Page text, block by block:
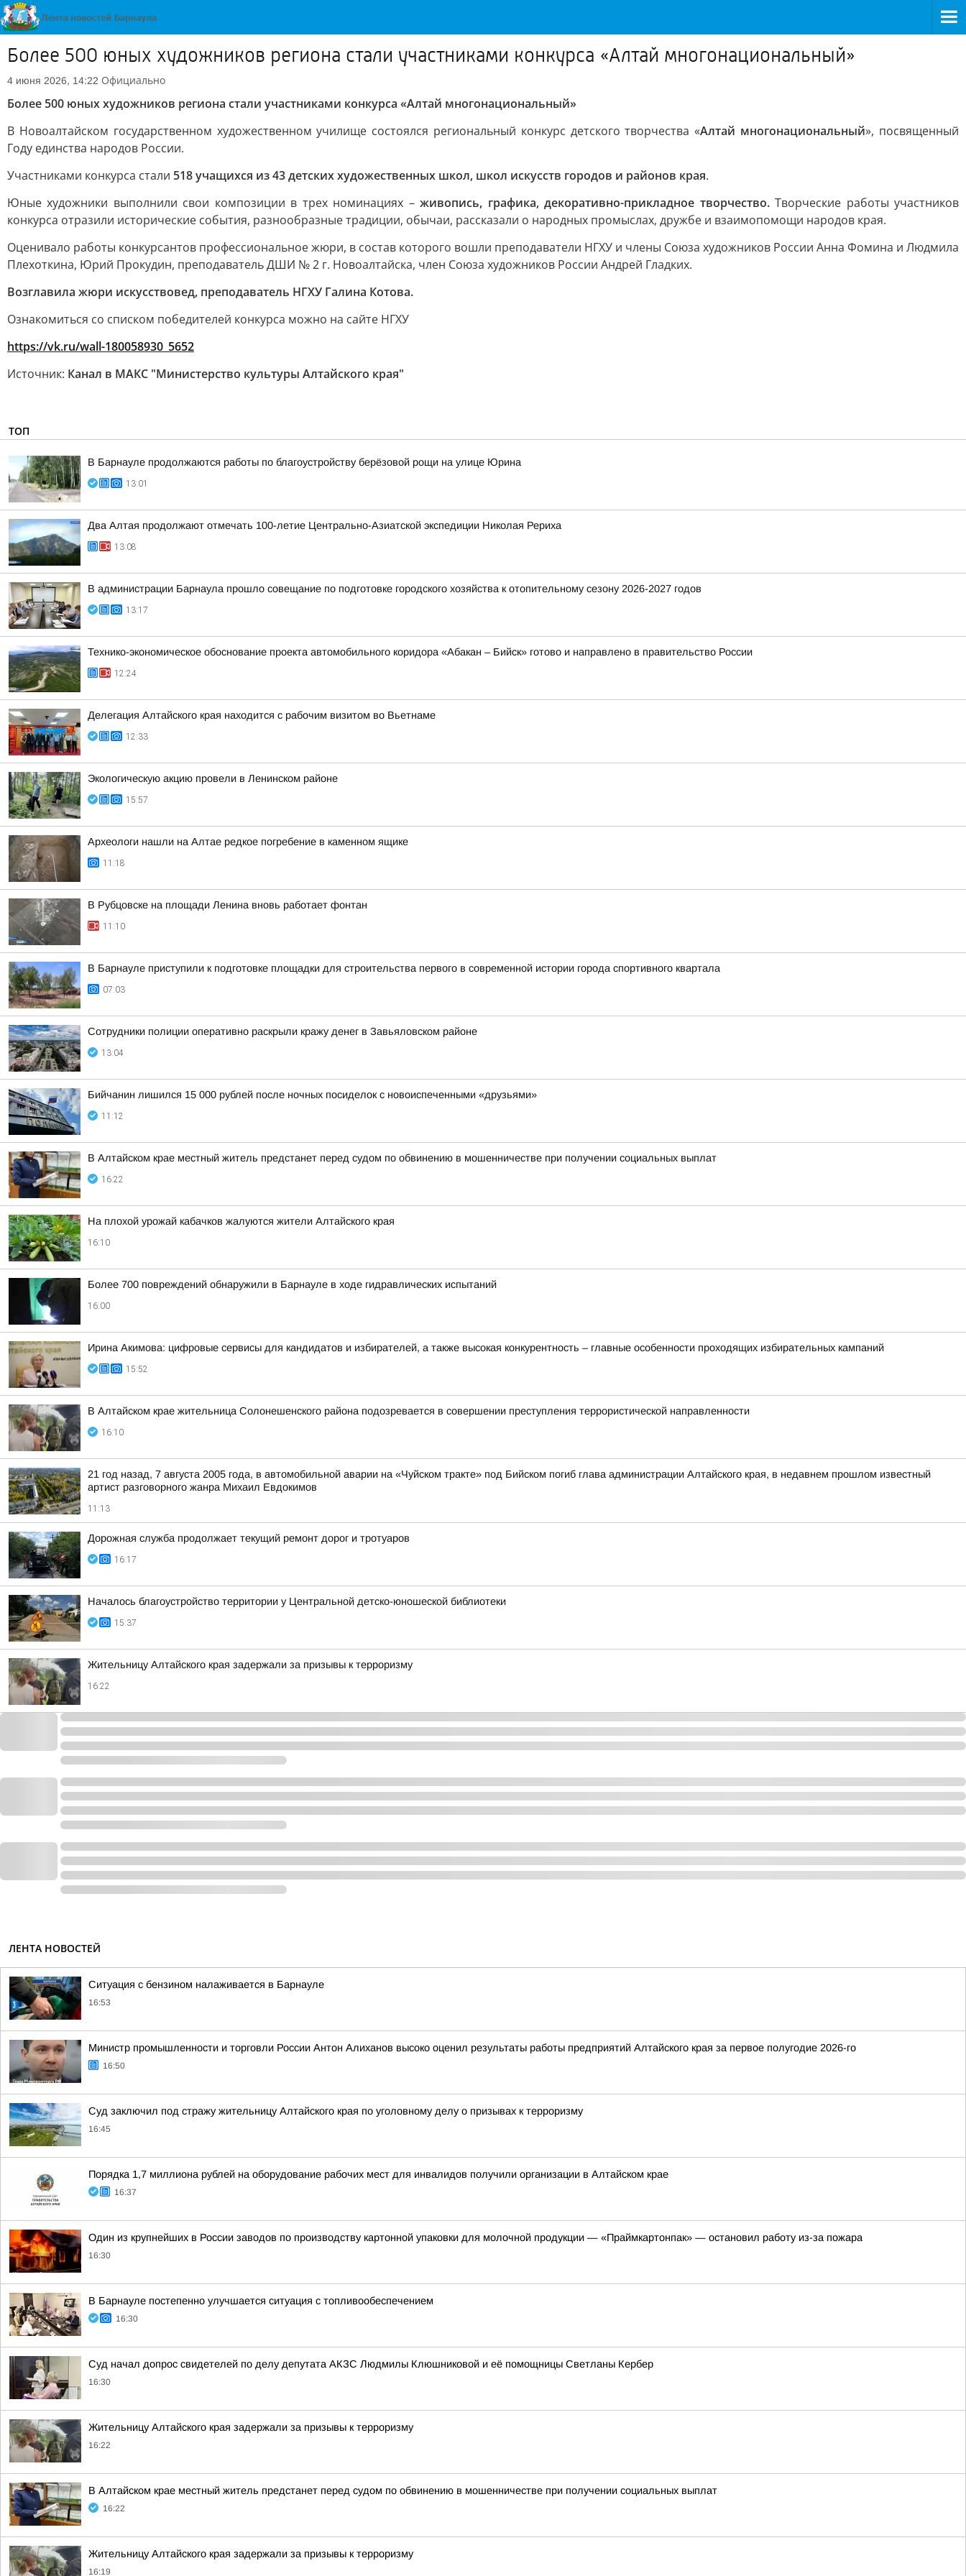
Более 500 юных художников региона стали участниками конкурса «Алтай многонациональный»
4 июня 2026, 14:22 Официально
Более 500 юных художников региона стали участниками конкурса «Алтай многонациональный»
В Новоалтайском государственном художественном училище состоялся региональный конкурс детского творчества «Алтай многонациональный», посвященный
Году единства народов России.
Участниками конкурса стали 518 учащихся из 43 детских художественных школ, школ искусств городов и районов края.
Юные художники выполнили свои композиции в трех номинациях –живопись, графика, декоративно-прикладное творчество.Творческие работы участников
конкурса отразили исторические события, разнообразные традиции, обычаи, рассказали о народных промыслах, дружбе и взаимопомощи народов края.
Оценивало работы конкурсантов профессиональное жюри, в состав которого вошли преподаватели НГХУ и члены Союза художников России Анна Фомина и Людмила
Плехоткина, Юрий Прокудин, преподаватель ДШИ № 2 г. Новоалтайска, член Союза художников России Андрей Гладких.
Возглавила жюри искусствовед, преподаватель НГХУ Галина Котова.
Ознакомиться со списком победителей конкурса можно на сайте НГХУ
https://vk.ru/wall-180058930_5652
Источник: Канал в МАКС "Министерство культуры Алтайского края"
ТОП
В Барнауле продолжаются работы по благоустройству берёзовой рощи на улице Юрина
13:01
Два Алтая продолжают отмечать 100-летие Центрально-Азиатской экспедиции Николая Рериха
13:08
В администрации Барнаула прошло совещание по подготовке городского хозяйства к отопительному сезону 2026-2027 годов
13:17
Технико-экономическое обоснование проекта автомобильного коридора «Абакан – Бийск» готово и направлено в правительство России
12:24
Делегация Алтайского края находится с рабочим визитом во Вьетнаме
12:33
Экологическую акцию провели в Ленинском районе
15:57
Археологи нашли на Алтае редкое погребение в каменном ящике
11:18
В Рубцовске на площади Ленина вновь работает фонтан
11:10
В Барнауле приступили к подготовке площадки для строительства первого в современной истории города спортивного квартала
07:03
Сотрудники полиции оперативно раскрыли кражу денег в Завьяловском районе
13:04
Бийчанин лишился 15 000 рублей после ночных посиделок с новоиспеченными «друзьями»
11:12
В Алтайском крае местный житель предстанет перед судом по обвинению в мошенничестве при получении социальных выплат
16:22
На плохой урожай кабачков жалуются жители Алтайского края
16:10
Более 700 повреждений обнаружили в Барнауле в ходе гидравлических испытаний
16:00
Ирина Акимова: цифровые сервисы для кандидатов и избирателей, а также высокая конкурентность – главные особенности проходящих избирательных кампаний
15:52
В Алтайском крае жительница Солонешенского района подозревается в совершении преступления террористической направленности
16:10
21 год назад, 7 августа 2005 года, в автомобильной аварии на «Чуйском тракте» под Бийском погиб глава администрации Алтайского края, в недавнем прошлом известный
артист разговорного жанра Михаил Евдокимов
11:13
Дорожная служба продолжает текущий ремонт дорог и тротуаров
16:17
Началось благоустройство территории у Центральной детско-юношеской библиотеки
15:37
Жительницу Алтайского края задержали за призывы к терроризму
16:22
ЛЕНТА НОВОСТЕЙ
Ситуация с бензином налаживается в Барнауле
16:53
Министр промышленности и торговли России Антон Алиханов высоко оценил результаты работы предприятий Алтайского края за первое полугодие 2026-го
16:50
Суд заключил под стражу жительницу Алтайского края по уголовному делу о призывах к терроризму
16:45
Порядка 1,7 миллиона рублей на оборудование рабочих мест для инвалидов получили организации в Алтайском крае
16:37
Один из крупнейших в России заводов по производству картонной упаковки для молочной продукции — «Праймкартонпак» — остановил работу из-за пожара
16:30
В Барнауле постепенно улучшается ситуация с топливообеспечением
16:30
Суд начал допрос свидетелей по делу депутата АКЗС Людмилы Клюшниковой и её помощницы Светланы Кербер
16:30
Жительницу Алтайского края задержали за призывы к терроризму
16:22
В Алтайском крае местный житель предстанет перед судом по обвинению в мошенничестве при получении социальных выплат
16:22
Жительницу Алтайского края задержали за призывы к терроризму
16:19